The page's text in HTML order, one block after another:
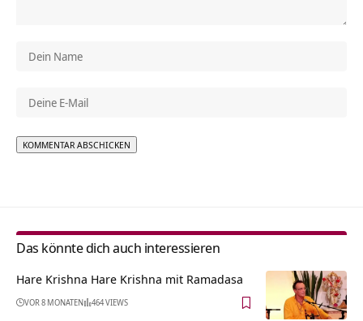
Das könnte dich auch interessieren
Hare Krishna Hare Krishna mit Ramadasa
VOR 8 MONATEN 464 VIEWS